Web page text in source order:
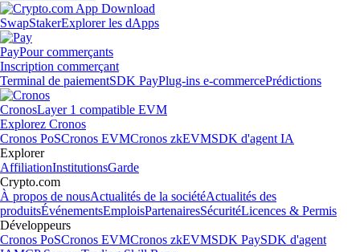
SwapStakerExplorer les dApps
PayPour commerçants
Inscription commerçant
Terminal de paiementSDK PayPlug-ins e-commercePrédictions
CronosLayer 1 compatible EVM
Explorez Cronos
Cronos PoSCronos EVMCronos zkEVMSDK d'agent IA
Explorer
AffiliationInstitutionsGarde
Crypto.com
À propos de nousActualités de la sociétéActualités des
produitsÉvénementsEmploisPartenairesSécuritéLicences & Permis
Développeurs
Cronos PoSCronos EVMCronos zkEVMSDK PaySDK d'agent